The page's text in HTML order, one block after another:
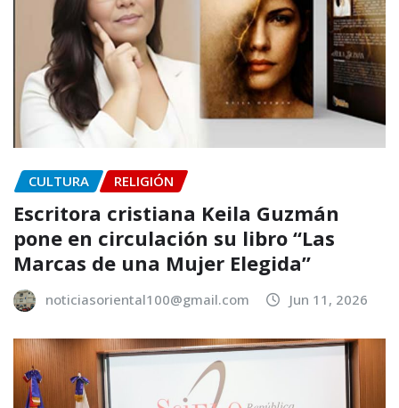
CULTURA RELIGIÓN
Escritora cristiana Keila Guzmán
pone en circulación su libro “Las
Marcas de una Mujer Elegida”
noticiasoriental100@gmail.com Jun 11, 2026